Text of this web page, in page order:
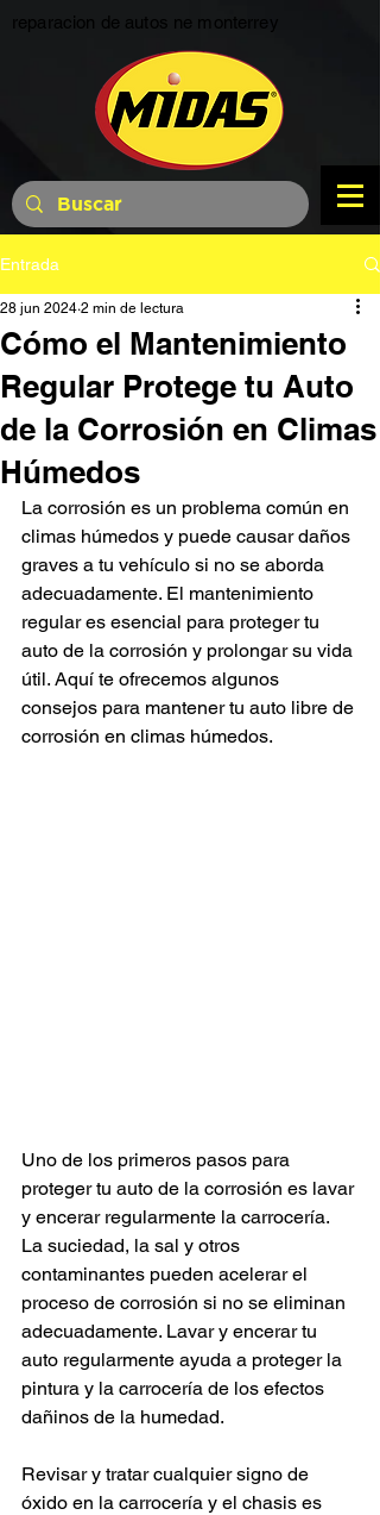
reparacion de autos ne monterrey
Entrada
Cómo el Mantenimiento
Regular Protege tu Auto
de la Corrosión en Climas
Húmedos
28 jun 2024 2 min de lectura
La corrosión es un problema común en
climas húmedos y puede causar daños
graves a tu vehículo si no se aborda
adecuadamente. El mantenimiento
regular es esencial para proteger tu
auto de la corrosión y prolongar su vida
útil. Aquí te ofrecemos algunos
consejos para mantener tu auto libre de
corrosión en climas húmedos.
Uno de los primeros pasos para
proteger tu auto de la corrosión es lavar
y encerar regularmente la carrocería.
La suciedad, la sal y otros
contaminantes pueden acelerar el
proceso de corrosión si no se eliminan
adecuadamente. Lavar y encerar tu
auto regularmente ayuda a proteger la
pintura y la carrocería de los efectos
dañinos de la humedad.
Revisar y tratar cualquier signo de
óxido en la carrocería y el chasis es